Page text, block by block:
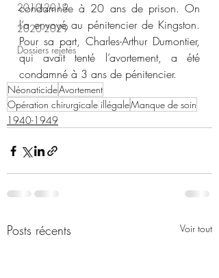
2010-2019
2020-2029
Dossiers rejetés
condamnée à 20 ans de prison. On
l’a envoyé au pénitencier de Kingston.
Pour sa part, Charles-Arthur Dumontier,
qui avait tenté l’avortement, a été
condamné à 3 ans de pénitencier.
NéonaticideAvortement
Opération chirurgicale illégaleManque de soin
1940-1949
Posts récents Voir tout